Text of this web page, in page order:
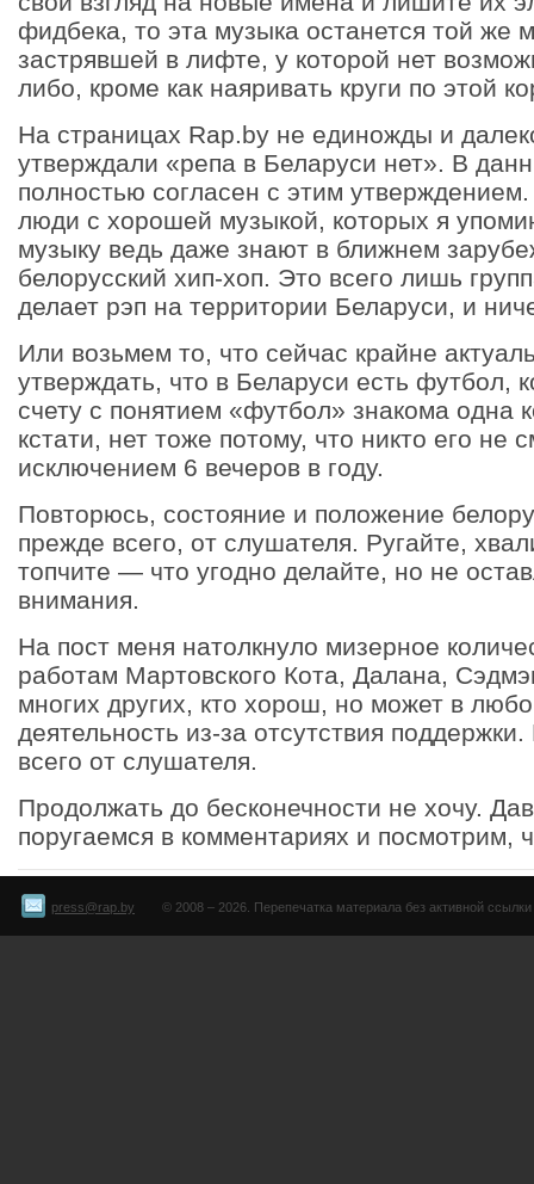
фидбека, то эта музыка останется той же
застрявшей в лифте, у которой нет
либо, кроме как наяривать круги по этой
На страницах Rap.by не единожды и
утверждали «репа в Беларуси нет». В
полностью согласен с этим
люди с хорошей музыкой, которых я
музыку ведь даже знают в ближнем
белорусский хип-хоп. Это всего лишь
делает рэп на территории Беларуси, и
Или возьмем то, что сейчас крайне
утверждать, что в Беларуси есть футбол,
счету с понятием «футбол» знакома одна
кстати, нет тоже потому, что никто его не
исключением 6 вечеров в году.
Повторюсь, состояние и положение
прежде всего, от слушателя. Ругайте,
топчите — что угодно делайте, но не
внимания.
На пост меня натолкнуло мизерное
работам Мартовского Кота, Далана,
многих других, кто хорош, но может в
деятельность из-за отсутствия
всего от слушателя.
Продолжать до бесконечности не хочу.
поругаемся в комментариях и посмотрим,
press@rap.by © 2008 – 2026. Перепечатка материала без активной